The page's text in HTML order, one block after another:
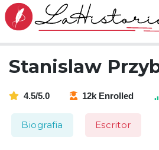
Stanislaw
4.5/5.0 12k Enrolled
Biografia Escritor